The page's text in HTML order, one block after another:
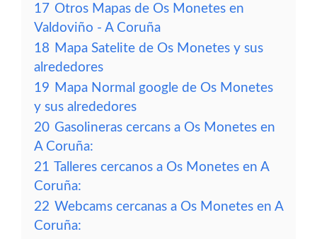
17 Otros Mapas de Os Monetes en
Valdoviño - A Coruña
18 Mapa Satelite de Os Monetes y sus
alrededores
19 Mapa Normal google de Os Monetes
y sus alrededores
20 Gasolineras cercans a Os Monetes en
A Coruña:
21 Talleres cercanos a Os Monetes en A
Coruña:
22 Webcams cercanas a Os Monetes en A
Coruña: